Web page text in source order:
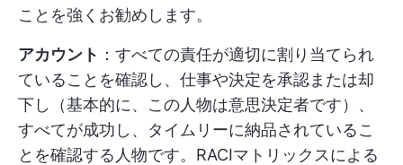
ことを強くお勧めします。
アカウント ：すべての責任が適切に割り当てられ
ていることを確認し、仕事や決定を承認または却
下し（基本的に、この人物は意思決定者です）、
すべてが成功し、タイムリーに納品されているこ
とを確認する人物です。RACIマトリックスによる